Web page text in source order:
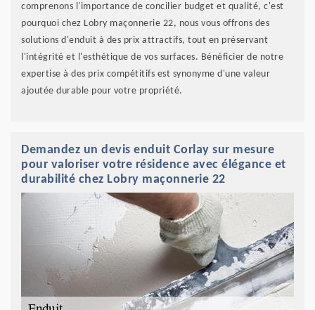
comprenons l'importance de concilier budget et qualité, c'est
pourquoi chez Lobry maçonnerie 22, nous vous offrons des
solutions d'enduit à des prix attractifs, tout en préservant
l'intégrité et l'esthétique de vos surfaces. Bénéficier de notre
expertise à des prix compétitifs est synonyme d'une valeur
ajoutée durable pour votre propriété.
Demandez un devis enduit Corlay sur mesure
pour valoriser votre résidence avec élégance et
durabilité chez Lobry maçonnerie 22